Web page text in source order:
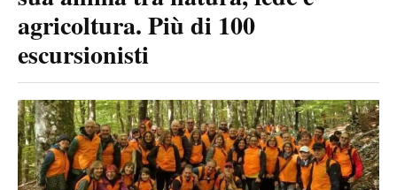
agricoltura. Più di 100
escursionisti